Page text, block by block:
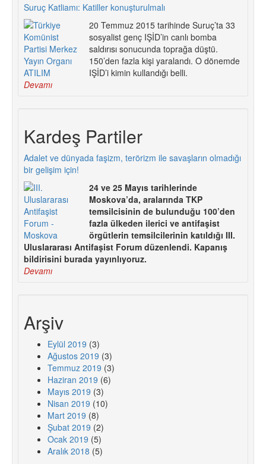
Suruç Katliamı: Katiller konuşturulmalı
20 Temmuz 2015 tarihinde Suruç’ta 33
sosyalist genç IŞİD’in canlı bomba
saldırısı sonucunda toprağa düştü.
150’den fazla kişi yaralandı. O dönemde
IŞİD’i kimin kullandığı belli.
Devamı
Kardeş Partiler
Adalet ve dünyada faşizm, terörizm ile savaşların olmadığı
bir gelişim için!
24 ve 25 Mayıs tarihlerinde
Moskova’da, aralarında TKP
temsilcisinin de bulunduğu 100’den
fazla ülkeden ilerici ve antifaşist
örgütlerin temsilcilerinin katıldığı III.
Uluslararası Antifaşist Forum düzenlendi. Kapanış
bildirisini burada yayınlıyoruz.
Devamı
Arşiv
Eylül 2019 (3)
Ağustos 2019 (3)
Temmuz 2019 (3)
Haziran 2019 (6)
Mayıs 2019 (3)
Nisan 2019 (10)
Mart 2019 (8)
Şubat 2019 (2)
Ocak 2019 (5)
Aralık 2018 (5)